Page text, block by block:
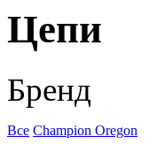
Цепи
Бренд
Все Champion Oregon